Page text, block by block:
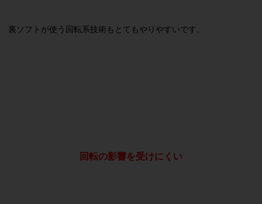
裏ソフトが使う回転系技術もとてもやりやすいです。
回転の影響を受けにくい